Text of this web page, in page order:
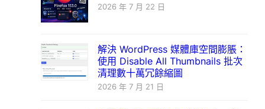
2026 年 7 月 22 日
解決 WordPress 媒體庫空間膨脹：
使用 Disable All Thumbnails 批次
清理數十萬冗餘縮圖
2026 年 7 月 21 日